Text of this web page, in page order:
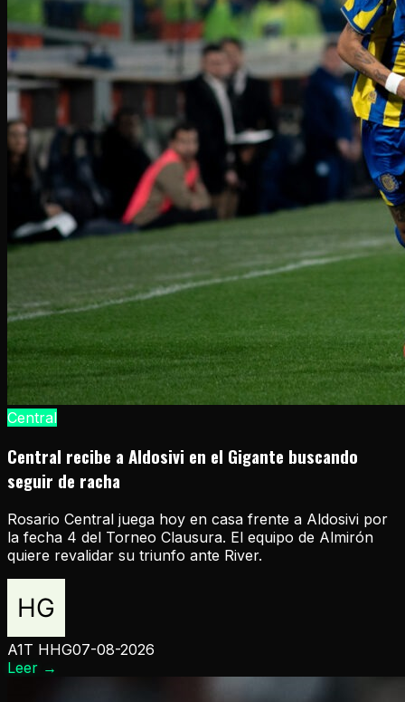
Central
Central recibe a Aldosivi en el Gigante buscando
seguir de racha
Rosario Central juega hoy en casa frente a Aldosivi por
la fecha 4 del Torneo Clausura. El equipo de Almirón
quiere revalidar su triunfo ante River.
A1T HHG07-08-2026
Leer →